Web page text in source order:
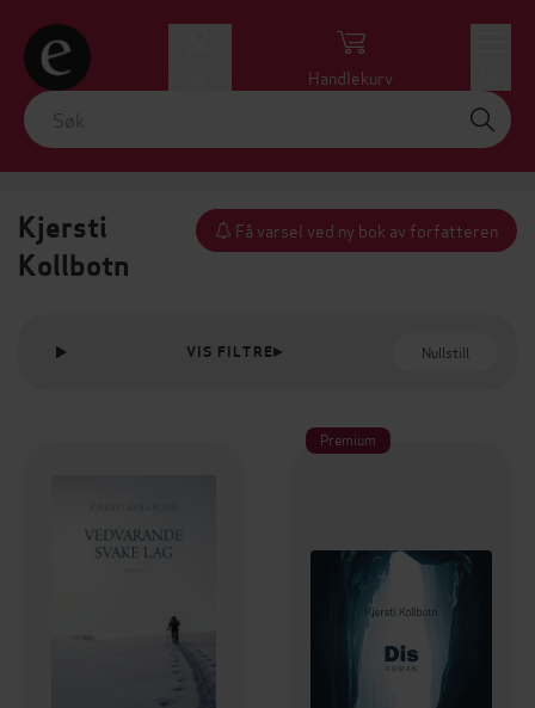
Handlekurv
Kjersti
Kollbotn
Få varsel ved ny bok av forfatteren
VIS FILTRE Nullstill
Premium